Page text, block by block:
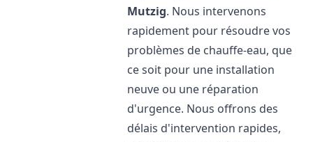
Mutzig. Nous intervenons
rapidement pour résoudre vos
problèmes de chauffe-eau, que
ce soit pour une installation
neuve ou une réparation
d'urgence. Nous offrons des
délais d'intervention rapides,